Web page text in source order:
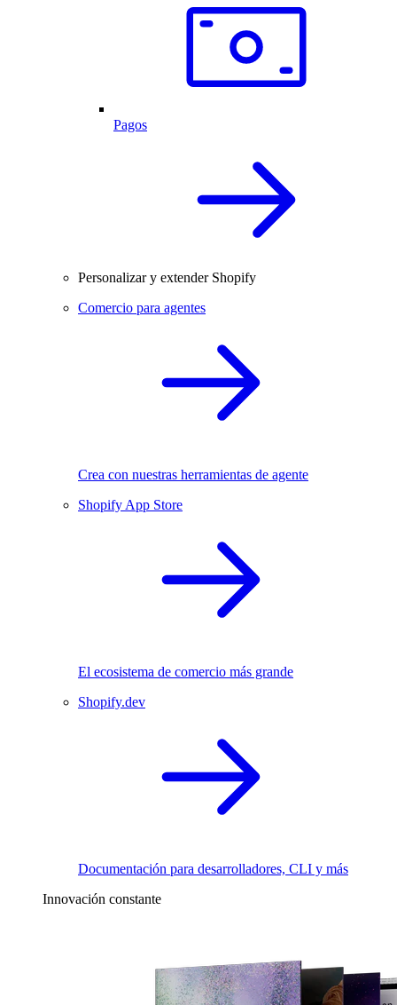
Pagos
Personalizar y extender Shopify
Comercio para agentes
Crea con nuestras herramientas de agente
Shopify App Store
El ecosistema de comercio más grande
Shopify.dev
Documentación para desarrolladores, CLI y más
Innovación constante